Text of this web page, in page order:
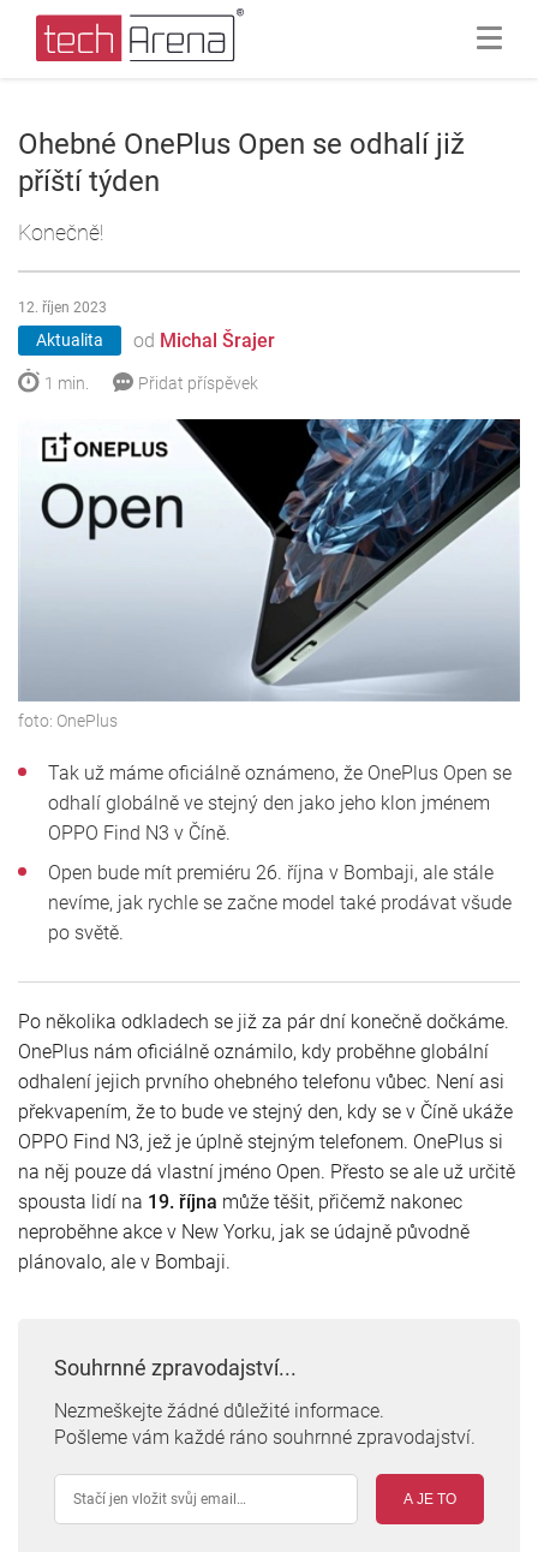
Ohebné OnePlus Open se odhalí již
příští týden
Konečně!
Aktualita od Michal Šrajer
12. říjen 2023
1 min. Přidat příspěvek
foto: OnePlus
Tak už máme oficiálně oznámeno, že OnePlus Open se
odhalí globálně ve stejný den jako jeho klon jménem
OPPO Find N3 v Číně.
Open bude mít premiéru 26. října v Bombaji, ale stále
nevíme, jak rychle se začne model také prodávat všude
po světě.
Po několika odkladech se již za pár dní konečně dočkáme.
OnePlus nám oficiálně oznámilo, kdy proběhne globální
odhalení jejich prvního ohebného telefonu vůbec. Není asi
překvapením, že to bude ve stejný den, kdy se v Číně ukáže
OPPO Find N3, jež je úplně stejným telefonem. OnePlus si
na něj pouze dá vlastní jméno Open. Přesto se ale už určitě
spousta lidí na 19. října může těšit, přičemž nakonec
neproběhne akce v New Yorku, jak se údajně původně
plánovalo, ale v Bombaji.
Souhrnné zpravodajství...
Nezmeškejte žádné důležité informace.
Pošleme vám každé ráno souhrnné zpravodajství.
A JE TO